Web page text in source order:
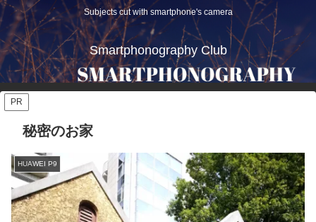
Subjects cut with smartphone's camera
Smartphonography Club
PR
秘密のお家
HUAWEI P9